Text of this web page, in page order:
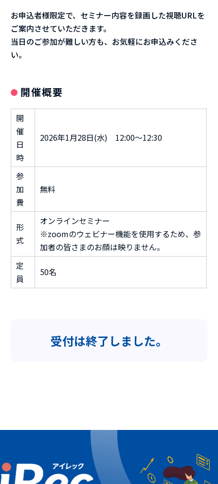
お申込者様限定で、セミナー内容を録画した視聴URLを
ご案内させていただきます。
当日のご参加が難しい方も、お気軽にお申込みくださ
い。
開催概要
開
催
日
時
2026年1月28日(水) 12:00～12:30
参
加
費
無料
形
式
オンラインセミナー
※zoomのウェビナー機能を使用するため、参
加者の皆さまのお顔は映りません。
定
員
50名
受付は終了しました。